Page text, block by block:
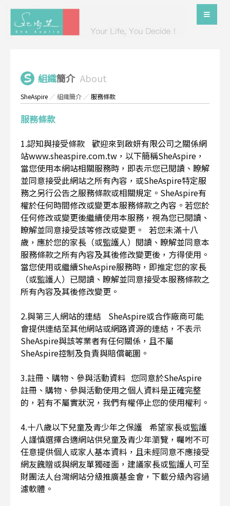
組織簡介 About
SheAspire ／組織簡介 ／服務條款
服務條款
1.認知與接受條款 歡迎來到啟妍有限公司之關係網
站www.sheaspire.com.tw，以下簡稱SheAspire，
當您使用本網站相關服務時，即表示您已閱讀、瞭解
並同意接受此網站之所有內容，或SheAspire特定服
務之另行公告之服務條款或相關規定。SheAspire有
權於任何時間修改或變更本服務條款之內容。若您於
任何修改或變更後繼續使用本服務，視為您已閱讀、
瞭解並同意接受該等修改或變更。 若您未滿十八
歲，應於您的家長（或監護人）閱讀、瞭解並同意本
服務條款之所有內容及其後修改變更後，方得使用。
當您使用或繼續SheAspire服務時，即推定您的家長
（或監護人）已閱讀、瞭解並同意接受本服務條款之
所有內容及其後修改變更。
2.與第三人網站的連結 SheAspire或合作廠商可能
會提供連結至其他網站或網路資源的連結，不表示
SheAspire與該等業者有任何關係，且不屬
SheAspire控制及負責與賠償範圍。
3.註冊、購物、參與活動資料 您同意於SheAspire
註冊、購物、參與活動使用之個人資料是正確完整
的，若有不屬實狀況，我們有權停止您的使用權利。
4.十八歲以下兒童及青少年之保護 希望家長或監護
人謹慎選擇合適網站供兒童及青少年瀏覽，囑咐不可
任意提供個人或家人基本資料，且未經同意不應接受
網友餽贈或與網友單獨碰面，建議家長或監護人可至
財團法人台灣網站分級推廣基金會，下載分級內容過
濾軟體。